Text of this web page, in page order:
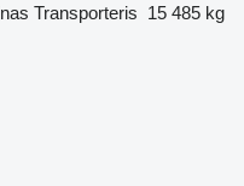
Transporteris 15 485 kg